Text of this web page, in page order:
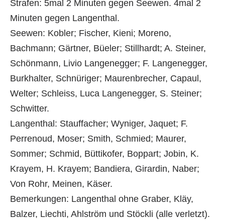
Strafen: 5mal 2 Minuten gegen Seewen. 4mal 2
Minuten gegen Langenthal.
Seewen: Kobler; Fischer, Kieni; Moreno,
Bachmann; Gärtner, Büeler; Stillhardt; A. Steiner,
Schönmann, Livio Langenegger; F. Langenegger,
Burkhalter, Schnüriger; Maurenbrecher, Capaul,
Welter; Schleiss, Luca Langenegger, S. Steiner;
Schwitter.
Langenthal: Stauffacher; Wyniger, Jaquet; F.
Perrenoud, Moser; Smith, Schmied; Maurer,
Sommer; Schmid, Büttikofer, Boppart; Jobin, K.
Krayem, H. Krayem; Bandiera, Girardin, Naber;
Von Rohr, Meinen, Käser.
Bemerkungen: Langenthal ohne Graber, Kläy,
Balzer, Liechti, Ahlström und Stöckli (alle verletzt).